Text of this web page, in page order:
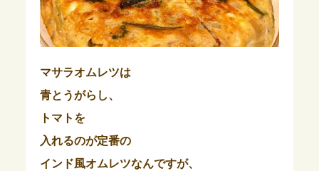
マサラオムレツは
青とうがらし、
トマトを
入れるのが定番の
インド風オムレツなんですが、